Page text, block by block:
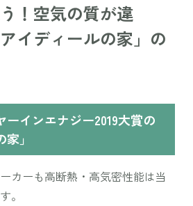
！空気の質が違
イディールの家」の
ーインエナジー2019大賞の
」
カーも高断熱・高気密性能は当
。